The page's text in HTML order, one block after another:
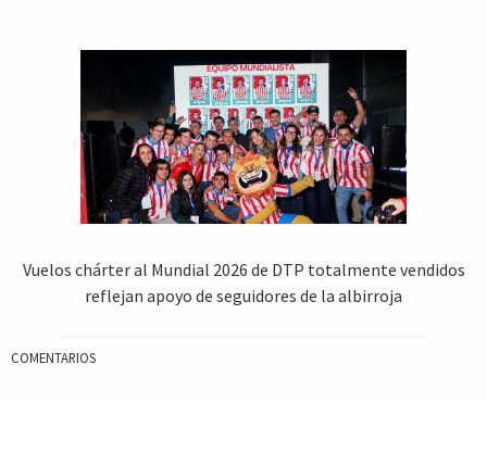
Vuelos chárter al Mundial 2026 de DTP totalmente vendidos
reflejan apoyo de seguidores de la albirroja
COMENTARIOS